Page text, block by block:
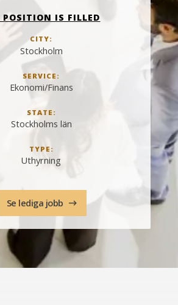
POSITION IS FILLED
CITY:
Stockholm
SERVICE:
Ekonomi/Finans
STATE:
Stockholms län
TYPE:
Uthyrning
Se lediga jobb